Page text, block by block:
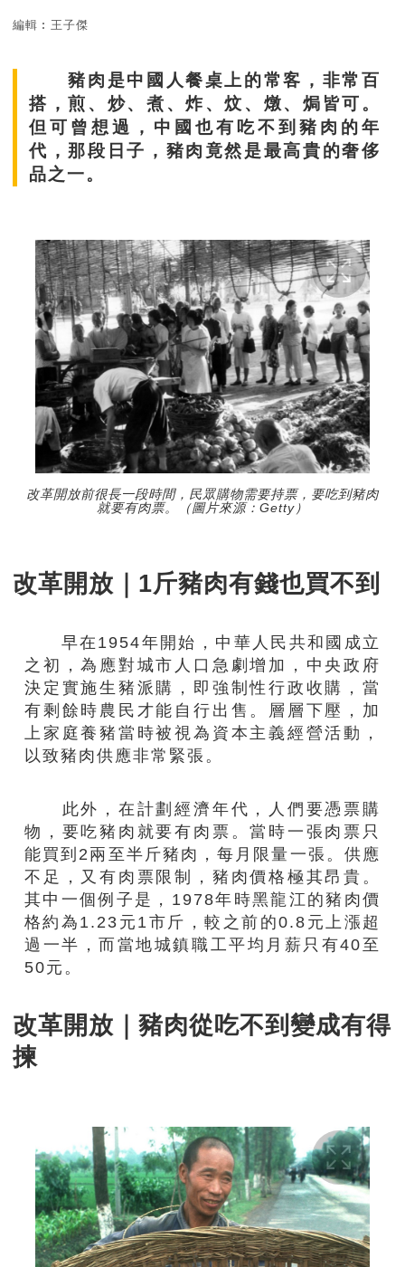
編輯︰王子傑
豬肉是中國人餐桌上的常客，非常百
搭，煎、炒、煮、炸、炆、燉、焗皆可。
但可曾想過，中國也有吃不到豬肉的年
代，那段日子，豬肉竟然是最高貴的奢侈
品之一。
改革開放前很長一段時間，民眾購物需要持票，要吃到豬肉
就要有肉票。（圖片來源：Getty）
改革開放｜1斤豬肉有錢也買不到
早在1954年開始，中華人民共和國成立
之初，為應對城市人口急劇增加，中央政府
決定實施生豬派購，即強制性行政收購，當
有剩餘時農民才能自行出售。層層下壓，加
上家庭養豬當時被視為資本主義經營活動，
以致豬肉供應非常緊張。
此外，在計劃經濟年代，人們要憑票購
物，要吃豬肉就要有肉票。當時一張肉票只
能買到2兩至半斤豬肉，每月限量一張。供應
不足，又有肉票限制，豬肉價格極其昂貴。
其中一個例子是，1978年時黑龍江的豬肉價
格約為1.23元1市斤，較之前的0.8元上漲超
過一半，而當地城鎮職工平均月薪只有40至
50元。
改革開放｜豬肉從吃不到變成有得
揀